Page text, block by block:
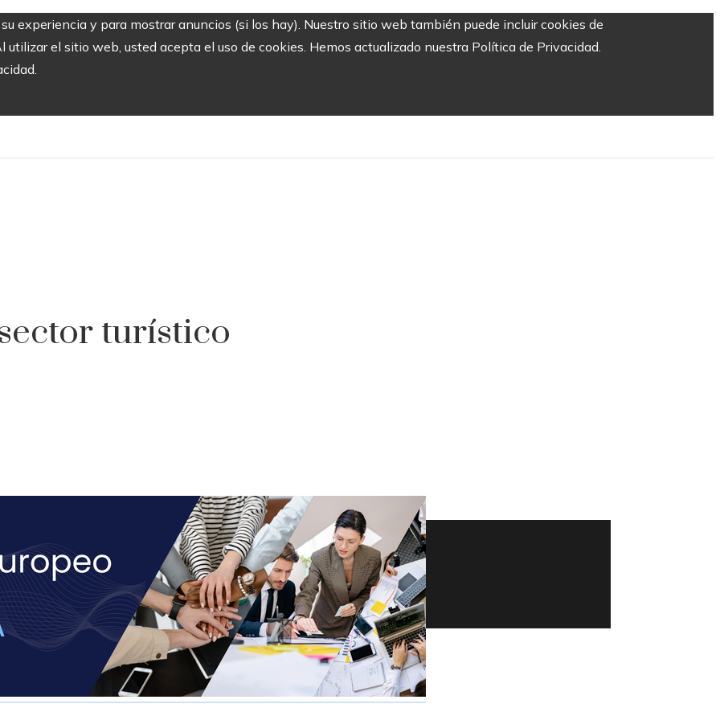
experiencia y para mostrar anuncios (si los hay). Nuestro sitio web también puede incluir cookies de
utilizar el sitio web, usted acepta el uso de cookies. Hemos actualizado nuestra Política de Privacidad.
turístico